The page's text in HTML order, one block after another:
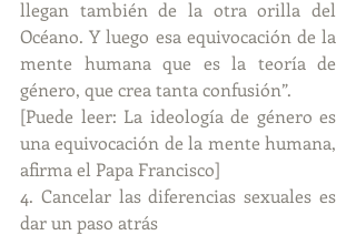
llegan también de la otra orilla del
Océano. Y luego esa equivocación de la
mente humana que es la teoría de
género, que crea tanta confusión”.
[Puede leer: La ideología de género es
una equivocación de la mente humana,
afirma el Papa Francisco]
4. Cancelar las diferencias sexuales es
dar un paso atrás